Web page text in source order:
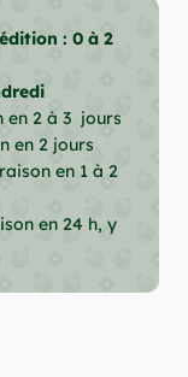
: 0 à 2
en 2 à 3 jours
en 2 jours
en 1 à 2
en 24 h, y